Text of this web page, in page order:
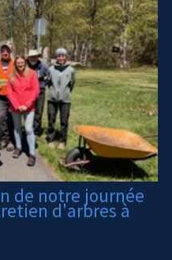
de notre journée
d'arbres à